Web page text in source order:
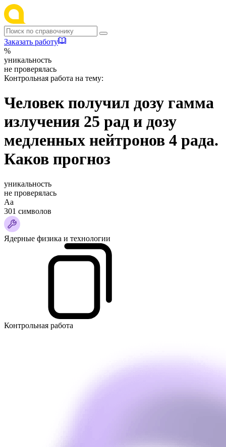
Заказать работу
%
уникальность
не проверялась
Контрольная работа на тему:
Человек получил дозу гамма
излучения 25 рад и дозу
медленных нейтронов 4 рада.
Каков прогноз
уникальность
не проверялась
Аа
301 символов
Ядерные физика и технологии
Контрольная работа